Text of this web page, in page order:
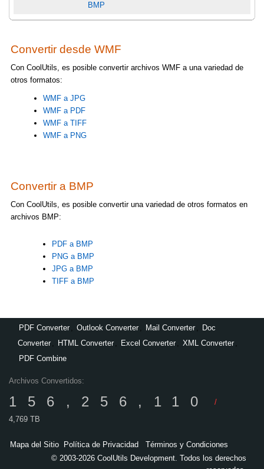
BMP
Convertir desde WMF
Con CoolUtils, es posible convertir archivos WMF a una variedad de
otros formatos:
WMF a JPG
WMF a PDF
WMF a TIFF
WMF a PNG
Convertir a BMP
Con CoolUtils, es posible convertir una variedad de otros formatos en
archivos BMP:
PDF a BMP
PNG a BMP
JPG a BMP
TIFF a BMP
PDF Converter Outlook Converter Mail Converter
Doc
Converter
HTML Converter Excel Converter XML Converter
PDF Combine
Archivos Convertidos:
156,256,110
/
4,769 TB
Mapa del Sitio Política de Privacidad
Términos y Condiciones
© 2003-2026 CoolUtils Development. Todos los derechos